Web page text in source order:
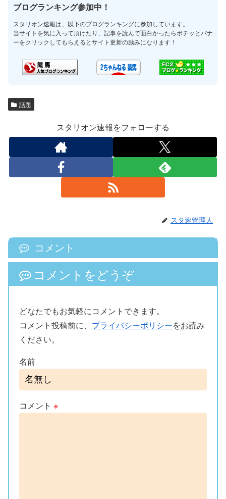
ブログランキング参加中！
スタリオン速報は、以下のブログランキングに参加しています。
当サイトを気に入って頂けたり、記事を読んで面白かったらポチッとバナ
ーをクリックしてもらえるとサイト更新の励みになります！
話題
スタリオン速報をフォローする
スタ速管理人
コメント
コメントをどうぞ
どなたでもお気軽にコメントできます。
コメント投稿前に、 プライバシーポリシーをお読み
ください。
名前
コメント ※